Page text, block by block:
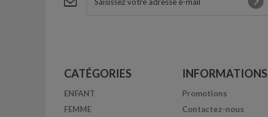
CATÉGORIES
ENFANT
FEMME
INFORMATIONS
Promotions
Contactez-nous